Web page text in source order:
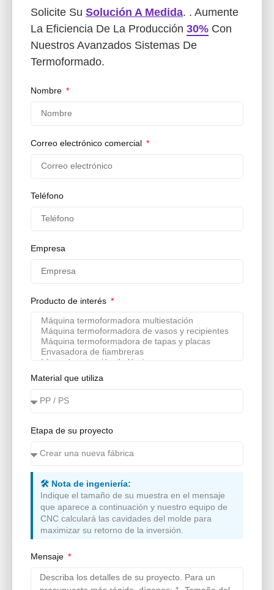
Solicite Su Solución A Medida. . Aumente
La Eficiencia De La Producción 30% Con
Nuestros Avanzados Sistemas De
Termoformado.
Nombre
Correo electrónico comercial
Teléfono
Empresa
Producto de interés
Material que utiliza
Etapa de su proyecto
🛠️ Nota de ingeniería:
Indique el tamaño de su muestra en el mensaje
que aparece a continuación y nuestro equipo de
CNC calculará las cavidades del molde para
maximizar su retorno de la inversión.
Mensaje